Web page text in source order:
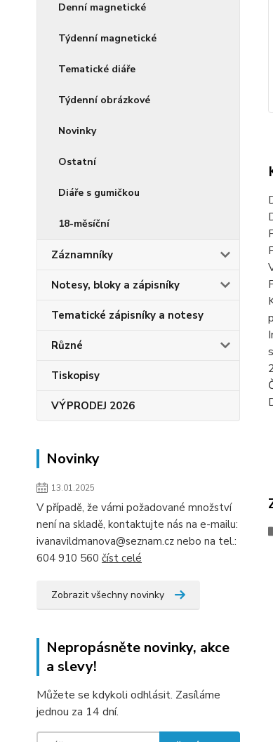
Denní magnetické
Týdenní magnetické
Tematické diáře
Týdenní obrázkové
Novinky
Ostatní
Diáře s gumičkou
18-měsíční
Záznamníky
Notesy, bloky a zápisníky
Tematické zápisníky a notesy
Různé
Tiskopisy
VÝPRODEJ 2026
Novinky
13.01.2025
V případě, že vámi požadované množství
není na skladě, kontaktujte nás na e-mailu:
ivanavildmanova@seznam.cz nebo na tel.:
604 910 560 číst celé
Zobrazit všechny novinky
Nepropásněte novinky, akce
a slevy!
Můžete se kdykoli odhlásit. Zasíláme
jednou za 14 dní.